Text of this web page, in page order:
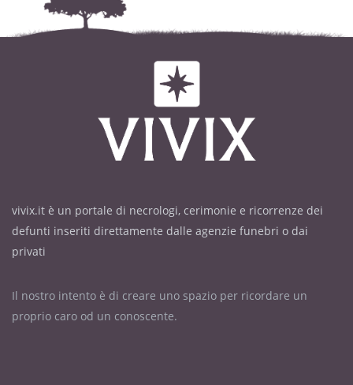
vivix.it è un portale di necrologi, cerimonie e ricorrenze dei
defunti inseriti direttamente dalle agenzie funebri o dai
privati
Il nostro intento è di creare uno spazio per ricordare un
proprio caro od un conoscente.